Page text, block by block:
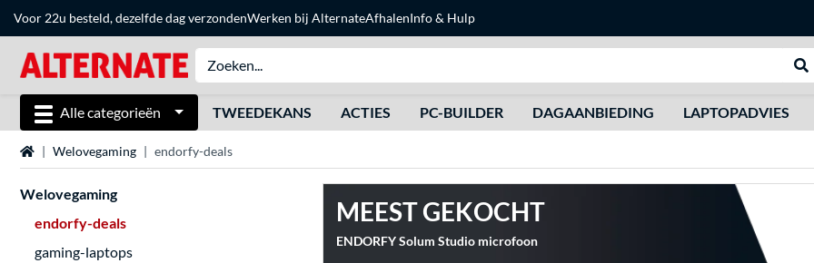
Voor 22u besteld, dezelfde dag verzondenWerken bij AlternateAfhalenInfo & Hulp
Alle categorieën TWEEDEKANS ACTIES PC-BUILDER DAGAANBIEDING LAPTOPADVIES
HomeWelovegaming endorfy-deals
Welovegaming
endorfy-deals
gaming-laptops
MEEST GEKOCHT
ENDORFY Solum Studio microfoon